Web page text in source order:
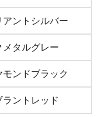
アントシルバー
メタルグレー
モンドブラック
ラントレッド